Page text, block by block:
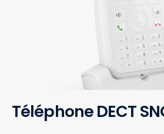
Téléphone DECT